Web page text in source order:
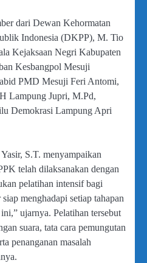
dari Dewan Kehormatan
Indonesia (DKPP), M. Tio
Kejaksaan Negri Kabupaten
Kesbangpol Mesuji
PMD Mesuji Feri Antomi,
Lampung Jupri, M.Pd,
Demokrasi Lampung Apri
S.T. menyampaikan
telah dilaksanakan dengan
pelatihan intensif bagi
menghadapi setiap tahapan
ujarnya. Pelatihan tersebut
suara, tata cara pemungutan
penanganan masalah